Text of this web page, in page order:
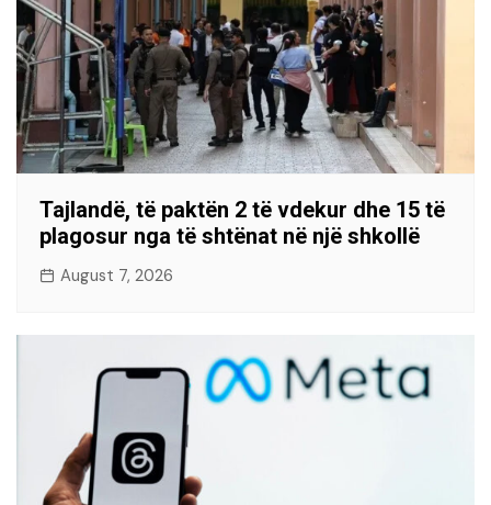
Tajlandë, të paktën 2 të vdekur dhe 15 të
plagosur nga të shtënat në një shkollë
August 7, 2026